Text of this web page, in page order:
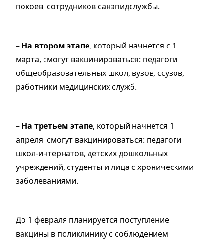
покоев, сотрудников санэпидслужбы.
– На втором этапе, который начнется с 1
марта, смогут вакцинироваться: педагоги
общеобразовательных школ, вузов, ссузов,
работники медицинских служб.
– На третьем этапе, который начнется 1
апреля, смогут вакцинироваться: педагоги
школ-интернатов, детских дошкольных
учреждений, студенты и лица с хроническими
заболеваниями.
До 1 февраля планируется поступление
вакцины в поликлинику с соблюдением